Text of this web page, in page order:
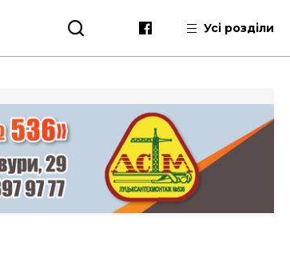
Усі розділи